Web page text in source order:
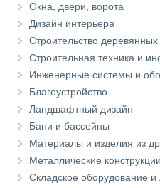
Окна, двери, ворота
Дизайн интерьера
Строительство
Строительная техника и
Инженерные системы и
Благоустройство
Ландшафтный дизайн
Бани и бассейны
Материалы и изделия из
Металлические
Складское оборудование и